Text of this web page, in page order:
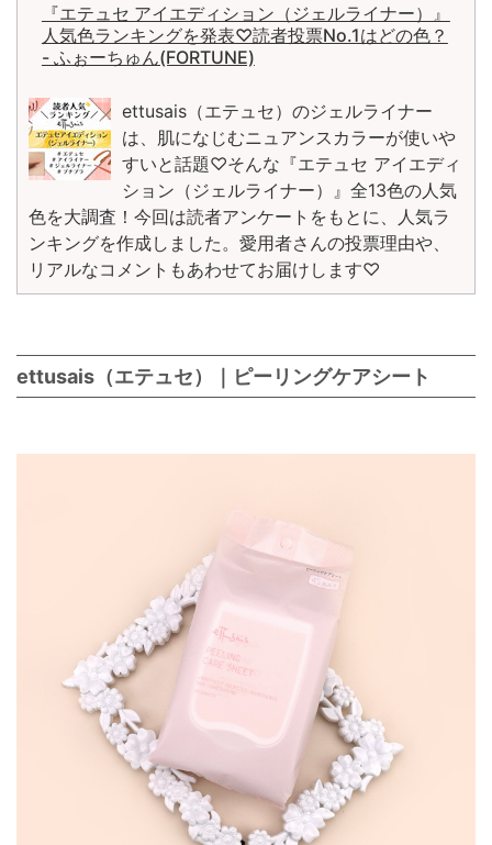
『エテュセ アイエディション（ジェルライナー）』
人気色ランキングを発表♡読者投票No.1はどの色？
- ふぉーちゅん(FORTUNE)
ettusais（エテュセ）のジェルライナー
は、肌になじむニュアンスカラーが使いや
すいと話題♡そんな『エテュセ アイエディ
ション（ジェルライナー）』全13色の人気
色を大調査！今回は読者アンケートをもとに、人気ラ
ンキングを作成しました。愛用者さんの投票理由や、
リアルなコメントもあわせてお届けします♡
ettusais（エテュセ）｜ピーリングケアシート